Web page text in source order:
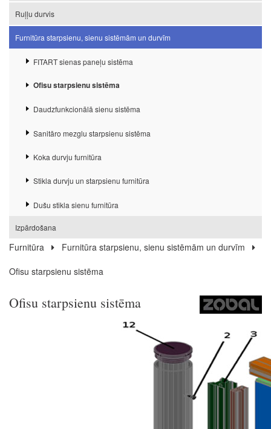
Ruļļu durvis
Furnitūra starpsienu, sienu sistēmām un durvīm
FITART sienas paneļu sistēma
Ofisu starpsienu sistēma
Daudzfunkcionālā sienu sistēma
Sanitāro mezglu starpsienu sistēma
Koka durvju furnitūra
Stikla durvju un starpsienu furnitūra
Dušu stikla sienu furnitūra
Izpārdošana
Furnitūra
Furnitūra starpsienu, sienu sistēmām un durvīm
Ofisu starpsienu sistēma
Ofisu starpsienu sistēma